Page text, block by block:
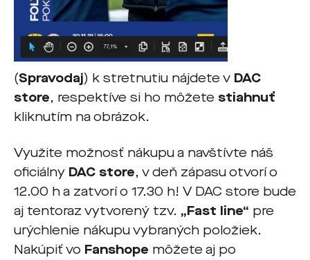
(Spravodaj) k stretnutiu nájdete v DAC
store, respektíve si ho môžete stiahnuť
kliknutím na obrázok.
Využite možnosť nákupu a navštívte náš
oficiálny DAC store, v deň zápasu otvorí o
12.00 h a zatvorí o 17.30 h! V DAC store bude
aj tentoraz vytvorený tzv. „Fast line“ pre
urýchlenie nákupu vybraných položiek.
Nakúpiť vo Fanshope môžete aj po